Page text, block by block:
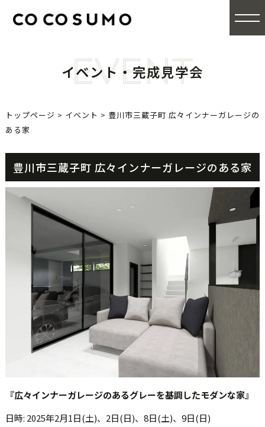
EVENT
イベント・完成見学会
トップページ > イベント > 豊川市三蔵子町 広々インナーガレージの
ある家
豊川市三蔵子町 広々インナーガレージのある家
『広々インナーガレージのあるグレーを基調したモダンな家』
日時: 2025年2月1日(土)、2日(日)、8日(土)、9日(日)